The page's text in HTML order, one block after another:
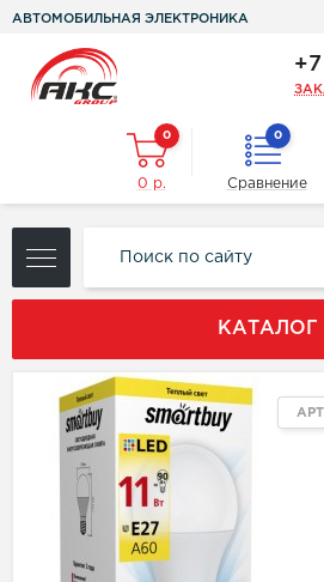
АВТОМОБИЛЬНАЯ ЭЛЕКТРОНИКА
0
0 р.
0
Сравнение
КАТАЛОГ